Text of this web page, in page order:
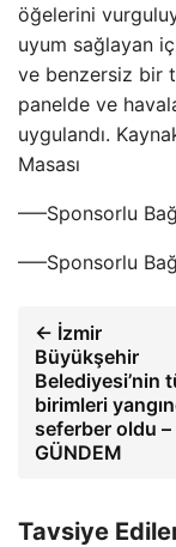
öğelerini
uyum sağlayan
ve benzersiz bir
panelde ve
uygulandı.
Masası
—–Sponsorlu
—–Sponsorlu
← İzmir
Büyükşehir
Belediyesi’nin
birimleri
seferber oldu –
GÜNDEM
Tavsiye